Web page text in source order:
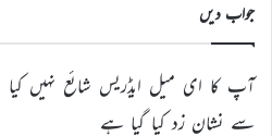
جواب دیں
آپ کا ای میل ایڈریس شائع نہیں کیا
سے نشان زد کیا گیا ہے